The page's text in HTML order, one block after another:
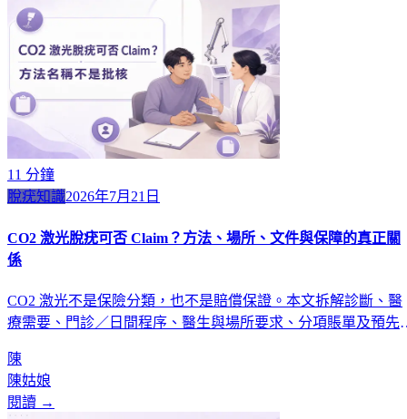
11 分鐘
脫疣知識2026年7月21日
CO2 激光脫疣可否 Claim？方法、場所、文件與保障的真正關
係
CO2 激光不是保險分類，也不是賠償保證。本文拆解診斷、醫
療需要、門診／日間程序、醫生與場所要求、分項賬單及預先
陳
陳姑娘
閱讀 →